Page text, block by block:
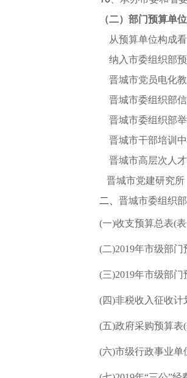
（二）部门预算单
从预算单位构成
纳入市委组织部预
晋城市党员电化
晋城市委组织部
晋城市委组织部
晋城市干部培训
晋城市高层次人
晋城市党建研究所
二、 晋城市委组织部
(一)收支预算总表(
(二)2019年市级部
(三)2019年市级部
(四)非税收入征收计
(五)政府采购预算表
(六)市级行政事业单